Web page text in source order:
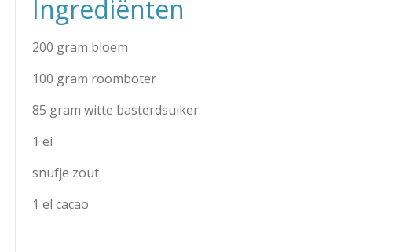
Ingrediënten
200 gram bloem
100 gram roomboter
85 gram witte basterdsuiker
1 ei
snufje zout
1 el cacao